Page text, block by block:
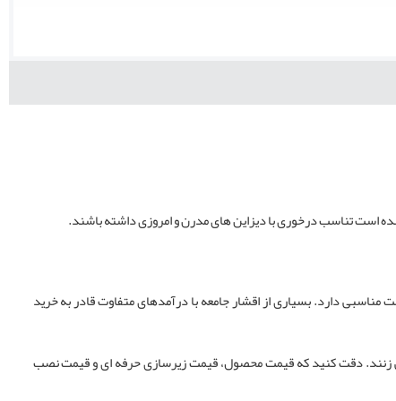
است تناسب درخوری با دیزاین های مدرن و امروزی داشته باشند.
دارد. بسیاری از اقشار جامعه با درآمدهای متفاوت قادر به خرید
زنند. دقت کنید که قیمت محصول، قیمت زیرسازی حرفه ای و قیمت نصب